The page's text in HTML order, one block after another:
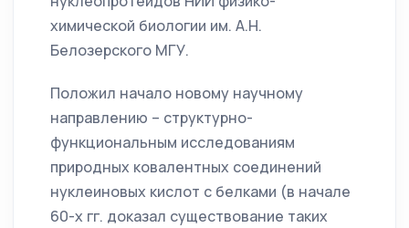
химической биологии им. А.Н.
Белозерского МГУ.
Положил начало новому научному
направлению – структурно-
функциональным исследованиям
природных ковалентных соединений
нуклеиновых кислот с белками (в начале
60-х гг. доказал существование таких